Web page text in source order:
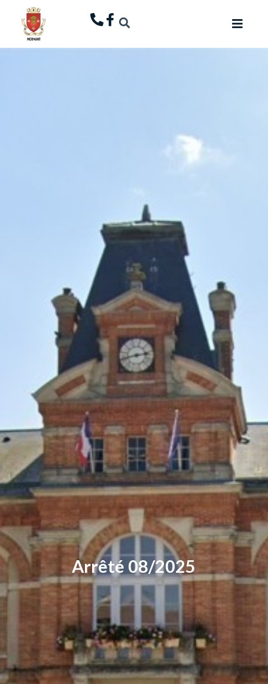
principal
Arrêté 08/2025